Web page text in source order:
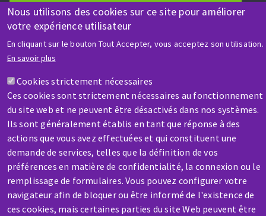
Nous utilisons des cookies sur ce site pour améliorer
votre expérience utilisateur
En cliquant sur le bouton Tout Accepter, vous acceptez son utilisation.
En savoir plus
Cookies strictement nécessaires
Ces cookies sont strictement nécessaires au fonctionnement
du site web et ne peuvent être désactivés dans nos systèmes.
Ils sont généralement établis en tant que réponse à des
actions que vous avez effectuées et qui constituent une
demande de services, telles que la définition de vos
préférences en matière de confidentialité, la connexion ou le
remplissage de formulaires. Vous pouvez configurer votre
navigateur afin de bloquer ou être informé de l'existence de
ces cookies, mais certaines parties du site Web peuvent être
AIDE & CONTACT
Une question ? Un renseignement ?
SAV / RÉPARATION
Une machine cassée ? En panne ?
Contactez-nous